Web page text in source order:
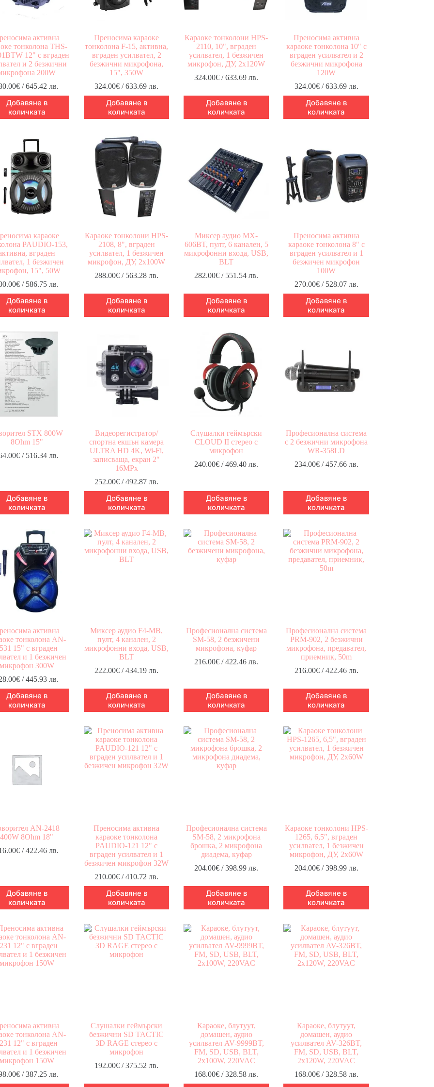
активна
тонколона THS-
12" с вграден
и 2 безжични
200W
€ / 645.42 лв.
Добавяне в
количката
Преносима караоке
тонколона F-15, активна,
вграден усилвател, 2
безжични микрофонa,
15", 350W
324.00€ / 633.69 лв.
Добавяне в
количката
Караоке тонколони HPS-
2110, 10", вграден
усилвател, 1 безжичен
микрофон, ДУ, 2x120W
324.00€ / 633.69 лв.
Добавяне в
количката
Преносима активна
караоке тонколона 10″ с
вграден усилвател и 2
безжични микрофона
120W
324.00€/ 633.69 лв.
Добавяне в
количката
караоке
PAUDIO-153,
вграден
1 безжичен
15", 50W
€ / 586.75 лв.
Добавяне в
количката
Караоке тонколони HPS-
2108, 8", вграден
усилвател, 1 безжичен
микрофон, ДУ, 2x100W
288.00€ / 563.28 лв.
Добавяне в
количката
Миксер аудио MX-
606BT, пулт, 6 канален, 5
микрофонни входа, USB,
BLT
282.00€ / 551.54 лв.
Добавяне в
количката
Преносима активна
караоке тонколона 8" с
вграден усилвател и 1
безжичен микрофон
100W
270.00€/ 528.07 лв.
Добавяне в
количката
STX 800W
8Ohm 15"
€ / 516.34 лв.
Добавяне в
количката
Видеорегистратор/
спортна екшън камера
ULTRA HD 4K, Wi-Fi,
записваща, екран 2″
16MPx
252.00€ / 492.87 лв.
Добавяне в
количката
Слушалки геймърски
CLOUD II стерео с
микрофон
240.00€ / 469.40 лв.
Добавяне в
количката
Професионална система
с 2 безжични микрофона
WR-358LD
234.00€/ 457.66 лв.
Добавяне в
количката
активна
тонколона AN-
15" с вграден
и 1 безжичен
микрофон 300W
€ / 445.93 лв.
Добавяне в
количката
Миксер аудио F4-MB,
пулт, 4 канален, 2
микрофонни входа, USB,
BLT
222.00€ / 434.19 лв.
Добавяне в
количката
Професионална система
SM-58, 2 безжичени
микрофона, куфар
216.00€ / 422.46 лв.
Добавяне в
количката
Професионална система
PRM-902, 2 безжични
микрофона, предавател,
приемник, 50m
216.00€/ 422.46 лв.
Добавяне в
количката
AN-2418
400W 8Ohm 18"
€ / 422.46 лв.
Добавяне в
количката
Преносима активна
караоке тонколона
PAUDIO-121 12" с
вграден усилвател и 1
безжичен микрофон 32W
210.00€ / 410.72 лв.
Добавяне в
количката
Професионална система
SM-58, 2 микрофона
брошка, 2 микрофона
диадема, куфар
204.00€ / 398.99 лв.
Добавяне в
количката
Караоке тонколони HPS-
1265, 6,5″, вграден
усилвател, 1 безжичен
микрофон, ДУ, 2x60W
204.00€/ 398.99 лв.
Добавяне в
количката
активна
тонколона AN-
12" с вграден
и 1 безжичен
микрофон 150W
€ / 387.25 лв.
Слушалки геймърски
безжични SD TACTIC
3D RAGE стерео с
микрофон
192.00€ / 375.52 лв.
Караоке, блутуут,
домашен, аудио
усилвател AV-9999BT,
FM, SD, USB, BLT,
2x100W, 220VAC
168.00€ / 328.58 лв.
Караоке, блутуут,
домашен, аудио
усилвател AV-326BT,
FM, SD, USB, BLT,
2x120W, 220VAC
168.00€/ 328.58 лв.